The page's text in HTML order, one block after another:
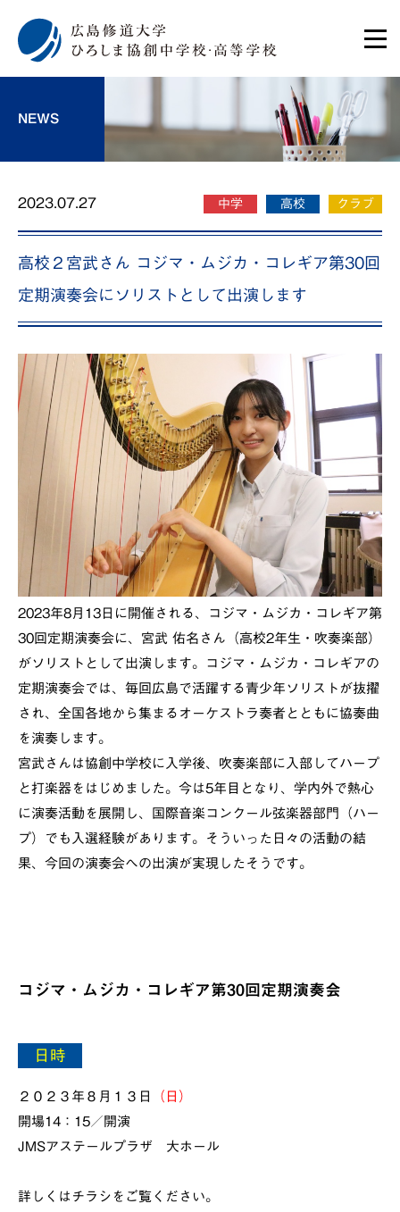
NEWS
2023.07.27 中学 高校 クラブ
高校２宮武さん コジマ・ムジカ・コレギア第30回
定期演奏会にソリストとして出演します
2023年8月13日に開催される、コジマ・ムジカ・コレギア第
30回定期演奏会に、宮武 佑名さん（高校2年生・吹奏楽部）
がソリストとして出演します。コジマ・ムジカ・コレギアの
定期演奏会では、毎回広島で活躍する青少年ソリストが抜擢
され、全国各地から集まるオーケストラ奏者とともに協奏曲
を演奏します。
宮武さんは協創中学校に入学後、吹奏楽部に入部してハープ
と打楽器をはじめました。今は5年目となり、学内外で熱心
に演奏活動を展開し、国際音楽コンクール弦楽器部門（ハー
プ）でも入選経験があります。そういった日々の活動の結
果、今回の演奏会への出演が実現したそうです。
コジマ・ムジカ・コレギア第30回定期演奏会
日時
２０２３年８月１３日
（日）
開場14：15／開演
JMSアステールプラザ 大ホール
詳しくはチラシをご覧ください。